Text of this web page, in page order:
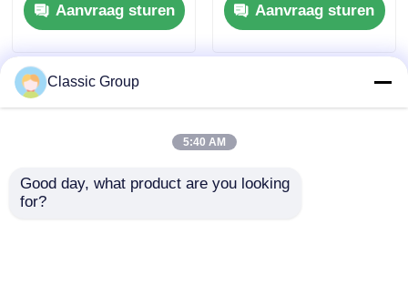
Aangepast
Aanvraag sturen
Aanvraag sturen
Classic Group
5:40 AM
Good day, what product are you looking
for?